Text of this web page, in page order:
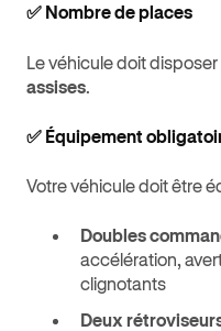
✅ Nombre de places
Le véhicule doit
assises
✅ Équipement
Votre véhicule doit être
Doubles
accélération,
clignotants
Deux